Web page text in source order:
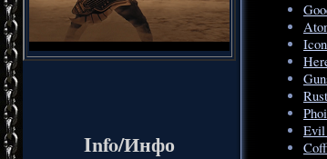
Info/Инфо
Evil